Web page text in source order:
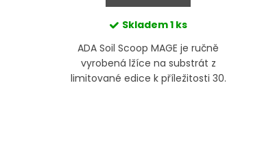
Skladem1 ks
ADA Soil Scoop MAGE je ručně
vyrobená lžíce na substrát z
limitované edice k příležitosti 30.